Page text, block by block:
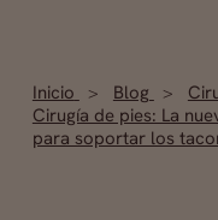
Inicio Blog
Cirugía de pies: La
para soportar los